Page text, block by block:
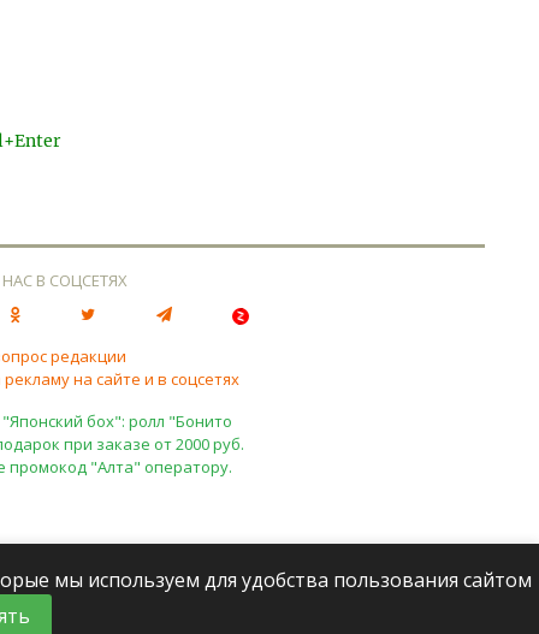
В СОЦСЕТЯХ
редакции
на сайте и в соцсетях
бох": ролл "Бонито
при заказе от 2000 руб.
промокод "Алта" оператору.
мы используем для удобства пользования сайтом